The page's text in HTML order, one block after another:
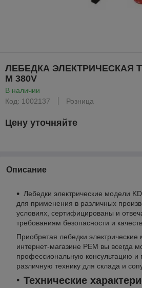
ЛЕБЕДКА ЭЛЕКТРИЧЕСКАЯ
М 380V
В наличии
Код: 1002137
Розница
Цену уточняйте
Описание
Лебедки электрические модели
для применения в различных
условиях, сертифицированы и
требованиям безопасности и
Приобретая лебедки электрические
интернет-магазине РЕМ вы всегда
профессиональную консультацию и
различную технику для склада и
Технические